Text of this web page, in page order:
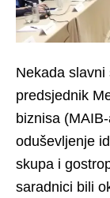
Nekada
predsjednik
biznisa
oduševljenje
skupa i
saradnici bili